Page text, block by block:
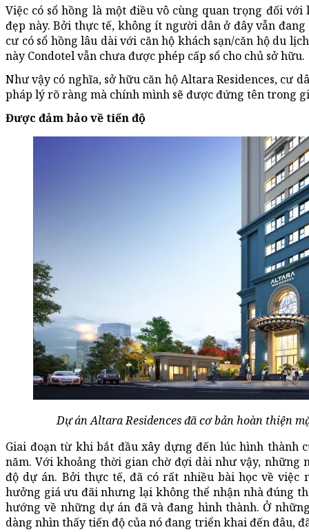
Việc có sổ hồng là một điều vô cùng quan trọng đối
đẹp này. Bởi thực tế, không ít người dân ở đây vẫn
cư có sổ hồng lâu dài với căn hộ khách sạn/căn hộ du
này Condotel vẫn chưa được phép cấp sổ cho chủ sở hữu.
Như vậy có nghĩa, sở hữu căn hộ Altara Residences, cư
pháp lý rõ ràng mà chính mình sẽ được đứng tên trong
Được đảm bảo về tiến độ
Dự án Altara Residences đã cơ bản hoàn thiện
Giai đoạn từ khi bắt đầu xây dựng đến lúc hình thành
năm. Với khoảng thời gian chờ đợi dài như vậy, những
độ dự án. Bởi thực tế, đã có rất nhiều bài học về việc
hưởng giá ưu đãi nhưng lại không thể nhận nhà đúng
hướng về những dự án đã và đang hình thành. Ở
dàng nhìn thấy tiến độ của nó đang triển khai đến đâu,